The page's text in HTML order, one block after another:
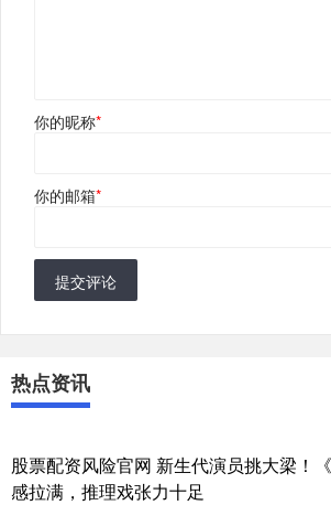
你的昵称*
你的邮箱*
提交评论
热点资讯
股票配资风险官网 新生代演员挑大梁！
感拉满，推理戏张力十足